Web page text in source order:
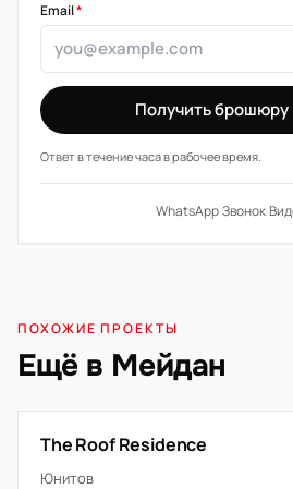
Email*
Получить брошюру
Ответ в течение часа в рабочее время.
WhatsApp·Звонок·
ПОХОЖИЕ ПРОЕКТЫ
Ещё в Мейдан
The Roof Residence
Юнитов